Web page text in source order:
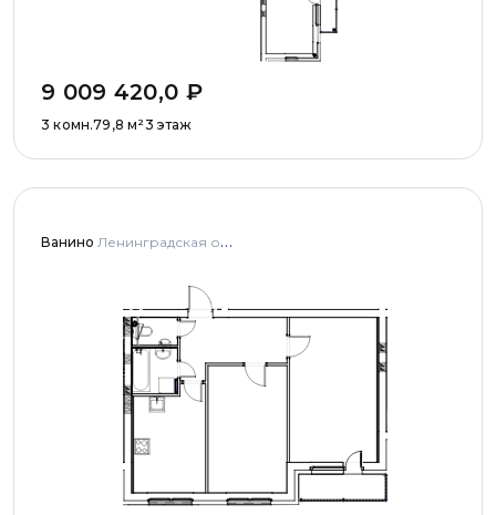
9 009 420,0 ₽
3 комн.79,8 м²3 этаж
Ванино Ленинградская область, Ломоносовский муниципальный район, Низинское сельское поселение, деревня Узигонты, улица Прибалтийская, дома 4, 5 и улица Олимпийская, дом 5